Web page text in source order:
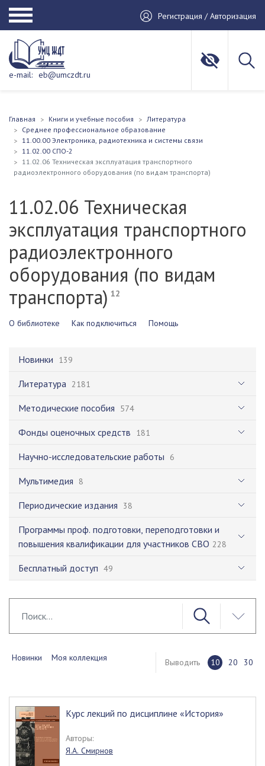
Регистрация / Авторизация
e-mail: eb@umczdt.ru
Главная Книги и учебные пособия
Литература
Среднее профессиональное образование
11.00.00 Электроника, радиотехника и системы связи
11.02.00 СПО-2
11.02.06 Техническая эксплуатация транспортного
радиоэлектронного оборудования (по видам транспорта)
11.02.06 Техническая
эксплуатация транспортного
радиоэлектронного
оборудования (по видам
транспорта)12
О библиотеке Как подключиться Помощь
Новинки 139
Литература 2181
Методические пособия 574
Фонды оценочных средств 181
Научно-исследовательские работы 6
Мультимедия 8
Периодические издания 38
Программы проф. подготовки, переподготовки и
повышения квалификации для участников СВО 228
Бесплатный доступ 49
Новинки Моя коллекция Выводить 10 20 30
Курс лекций по дисциплине «История»
Авторы:
Я.А. Смирнов